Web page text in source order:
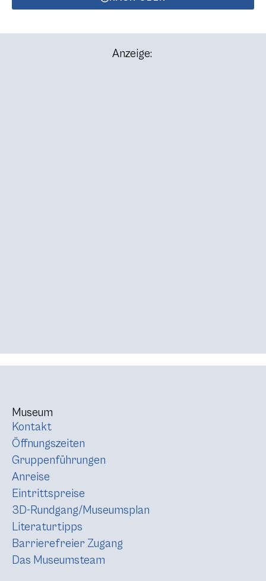
Anzeige:
Museum
Kontakt
Öffnungszeiten
Gruppenführungen
Anreise
Eintrittspreise
3D-Rundgang/Museumsplan
Literaturtipps
Barrierefreier Zugang
Das Museumsteam